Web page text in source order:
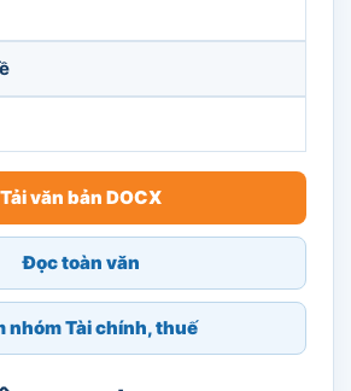
Tải văn bản DOCX
Đọc toàn văn
nhóm Tài chính, thuế